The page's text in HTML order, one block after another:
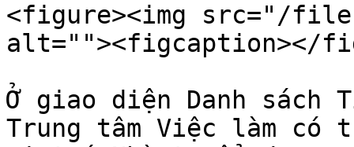
<figure><img src="/files/
alt=""><figcaption></
Ở giao diện Danh sách
Trung tâm Việc làm có